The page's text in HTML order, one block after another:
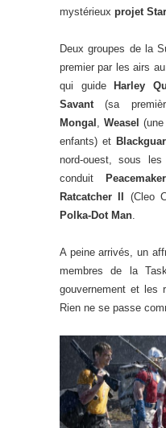
mystérieux projet
Deux groupes de la
premier par les airs
qui guide
Harley
Savant (sa
Mongal
Weasel
enfants) et
nord-ouest, sous
conduit
Peacemaker
Ratcatcher II
(Cleo
Polka-Dot Man
A peine arrivés, un
membres de la
gouvernement et les
Rien ne se passe